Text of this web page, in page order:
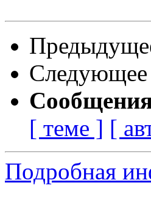
[ теме ] [
Подробная